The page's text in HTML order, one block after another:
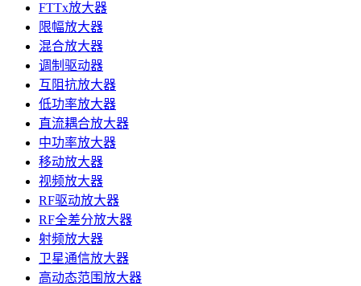
FTTx放大器
限幅放大器
混合放大器
调制驱动器
互阻抗放大器
低功率放大器
直流耦合放大器
中功率放大器
移动放大器
视频放大器
RF驱动放大器
RF全差分放大器
射频放大器
卫星通信放大器
高动态范围放大器